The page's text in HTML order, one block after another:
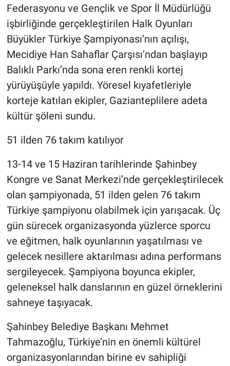
Federasyonu ve Gençlik ve Spor İl Müdürlüğü
işbirliğinde gerçekleştirilen Halk Oyunları
Büyükler Türkiye Şampiyonası’nın açılışı,
Mecidiye Han Sahaflar Çarşısı’ndan başlayıp
Balıklı Parkı’nda sona eren renkli kortej
yürüyüşüyle yapıldı. Yöresel kıyafetleriyle
korteje katılan ekipler, Gazianteplilere adeta
kültür şöleni sundu.
51 ilden 76 takım katılıyor
13-14 ve 15 Haziran tarihlerinde Şahinbey
Kongre ve Sanat Merkezi’nde gerçekleştirilecek
olan şampiyonada, 51 ilden gelen 76 takım
Türkiye şampiyonu olabilmek için yarışacak. Üç
gün sürecek organizasyonda yüzlerce sporcu
ve eğitmen, halk oyunlarının yaşatılması ve
gelecek nesillere aktarılması adına performans
sergileyecek. Şampiyona boyunca ekipler,
geleneksel halk danslarının en güzel örneklerini
sahneye taşıyacak.
Şahinbey Belediye Başkanı Mehmet
Tahmazoğlu, Türkiye’nin en önemli kültürel
organizasyonlarından birine ev sahipliği